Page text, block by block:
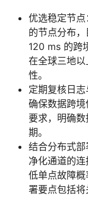
优选稳定节
的节点分布
120 ms 的跨
在全球三地
性。
定期复核日志
确保数据跨
要求，明确
期。
结合分布式
净化通道的
低单点故障
署要点包括